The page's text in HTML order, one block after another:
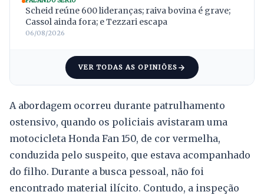
Scheid reúne 600 lideranças; raiva bovina é grave;
Cassol ainda fora; e Tezzari escapa
06/08/2026
VER TODAS AS OPINIÕES
A abordagem ocorreu durante patrulhamento
ostensivo, quando os policiais avistaram uma
motocicleta Honda Fan 150, de cor vermelha,
conduzida pelo suspeito, que estava acompanhado
do filho. Durante a busca pessoal, não foi
encontrado material ilícito. Contudo, a inspeção